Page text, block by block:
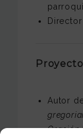
Autor
Oración